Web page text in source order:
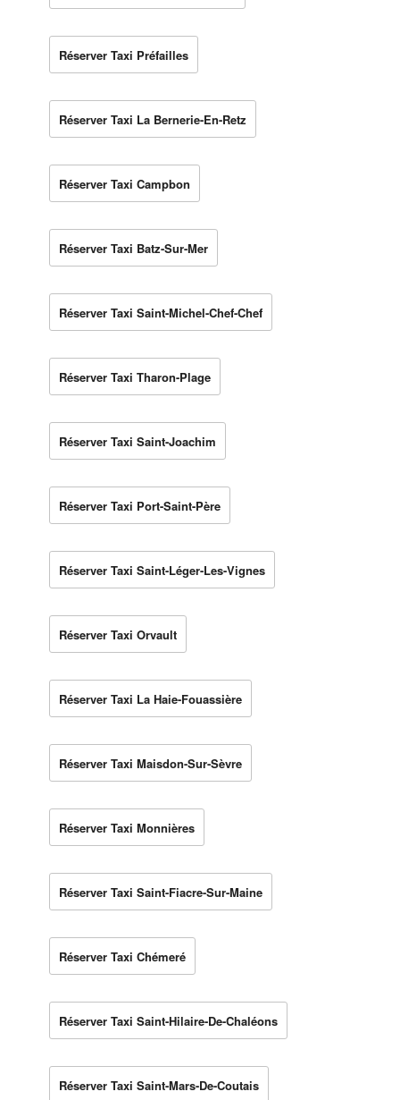
Réserver Taxi Préfailles
Réserver Taxi La Bernerie-En-Retz
Réserver Taxi Campbon
Réserver Taxi Batz-Sur-Mer
Réserver Taxi Saint-Michel-Chef-Chef
Réserver Taxi Tharon-Plage
Réserver Taxi Saint-Joachim
Réserver Taxi Port-Saint-Père
Réserver Taxi Saint-Léger-Les-Vignes
Réserver Taxi Orvault
Réserver Taxi La Haie-Fouassière
Réserver Taxi Maisdon-Sur-Sèvre
Réserver Taxi Monnières
Réserver Taxi Saint-Fiacre-Sur-Maine
Réserver Taxi Chémeré
Réserver Taxi Saint-Hilaire-De-Chaléons
Réserver Taxi Saint-Mars-De-Coutais